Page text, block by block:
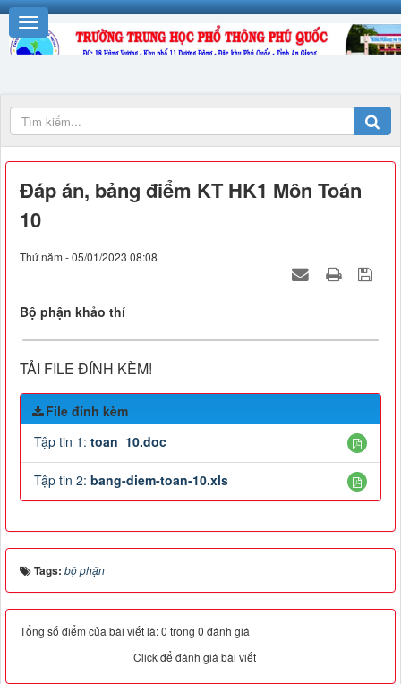
Đáp án, bảng điểm KT HK1 Môn Toán
10
Thứ năm - 05/01/2023 08:08
Bộ phận khảo thí
TẢI FILE ĐÍNH KÈM!
File đính kèm
Tập tin 1: toan_10.doc
Tập tin 2: bang-diem-toan-10.xls
Tags: bộ phận
Tổng số điểm của bài viết là: 0 trong 0 đánh giá
Click để đánh giá bài viết